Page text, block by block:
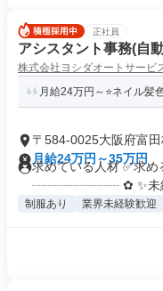
正社員
アシスタント事務(自
株式会社ヨシダオートサービ
月給24万円～⭐ネイル
〒584-0025大阪府富
月給24万円～35万円
求めている人材 ✅
┈┈┈┈┈┈┈ ✿ ✨未
制服あり 業界未経験歓迎